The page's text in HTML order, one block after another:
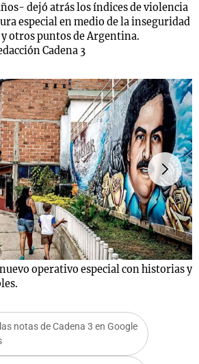
dejó atrás los índices de violencia
especial en medio de la inseguridad
y otros puntos de Argentina.
Cadena 3
nuevo operativo especial con historias y
notas de Cadena 3 en Google
Notas